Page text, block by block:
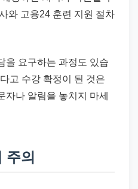
와 고용24 훈련 지원 절차
을 요구하는 과정도 있습
고 수강 확정이 된 것은
자나 알림을 놓치지 마세
주의